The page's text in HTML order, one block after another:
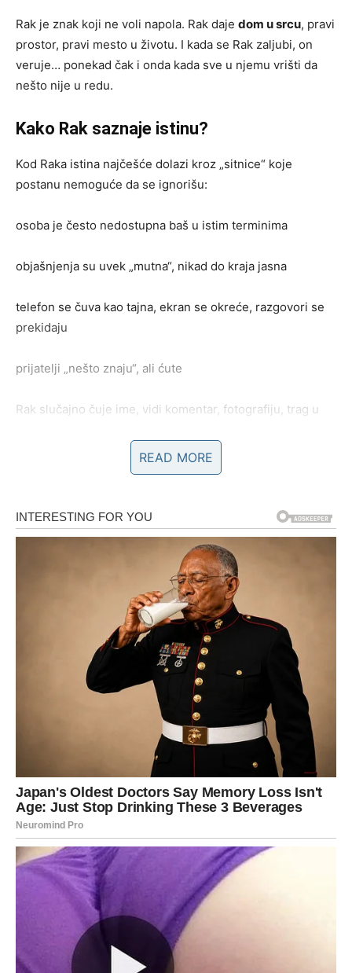
Rak je znak koji ne voli napola. Rak daje dom u srcu, pravi
prostor, pravi mesto u životu. I kada se Rak zaljubi, on
veruje… ponekad čak i onda kada sve u njemu vrišti da
nešto nije u redu.
Kako Rak saznaje istinu?
Kod Raka istina najčešće dolazi kroz „sitnice“ koje
postanu nemoguće da se ignorišu:
osoba je često nedostupna baš u istim terminima
objašnjenja su uvek „mutna“, nikad do kraja jasna
telefon se čuva kao tajna, ekran se okreće, razgovori se
prekidaju
prijatelji „nešto znaju“, ali ćute
Rak slučajno čuje ime, vidi komentar, fotografiju, trag u
I onda dolazi trenutak kada se sve spoji:
zbog sebe.
Šta Rak oseća kada shvati da je u
Rak ne reaguje odmah besom. Prvo dođe šok. Onda
tišina. Pa unutrašnja oluja:
osećaj da je izigran
tuga koja se ne da objasniti rečima
krivica: “Da li sam ja nešto pogrešio?”
potreba da razume: “Zašto mi to nije rekao?”
strah: “Ako odem, hoću li se oporaviti?”
Rak će možda pokušati još jednom da „popravi“, da
razgovara, da dobije obećanje. Ali problem je:
obećanja su uvek prazna
. Jer osoba koja vara najčešće
ne laže samo vas — ona laže i sebe.
READ MORE